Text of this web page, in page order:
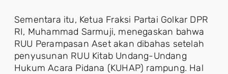
Sementara itu, Ketua Fraksi Partai Golkar DPR
RI, Muhammad Sarmuji, menegaskan bahwa
RUU Perampasan Aset akan dibahas setelah
penyusunan RUU Kitab Undang-Undang
Hukum Acara Pidana (KUHAP) rampung. Hal